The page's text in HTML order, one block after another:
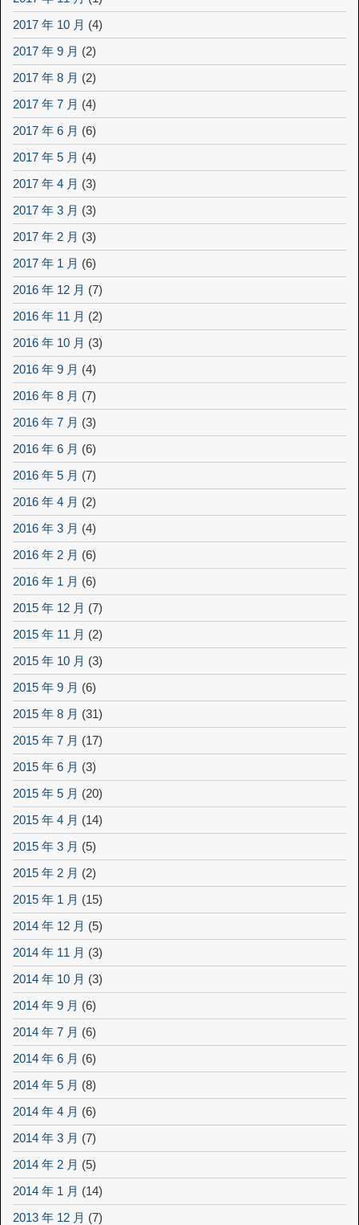
2017 年 10 月 (4)
2017 年 9 月 (2)
2017 年 8 月 (2)
2017 年 7 月 (4)
2017 年 6 月 (6)
2017 年 5 月 (4)
2017 年 4 月 (3)
2017 年 3 月 (3)
2017 年 2 月 (3)
2017 年 1 月 (6)
2016 年 12 月 (7)
2016 年 11 月 (2)
2016 年 10 月 (3)
2016 年 9 月 (4)
2016 年 8 月 (7)
2016 年 7 月 (3)
2016 年 6 月 (6)
2016 年 5 月 (7)
2016 年 4 月 (2)
2016 年 3 月 (4)
2016 年 2 月 (6)
2016 年 1 月 (6)
2015 年 12 月 (7)
2015 年 11 月 (2)
2015 年 10 月 (3)
2015 年 9 月 (6)
2015 年 8 月 (31)
2015 年 7 月 (17)
2015 年 6 月 (3)
2015 年 5 月 (20)
2015 年 4 月 (14)
2015 年 3 月 (5)
2015 年 2 月 (2)
2015 年 1 月 (15)
2014 年 12 月 (5)
2014 年 11 月 (3)
2014 年 10 月 (3)
2014 年 9 月 (6)
2014 年 7 月 (6)
2014 年 6 月 (6)
2014 年 5 月 (8)
2014 年 4 月 (6)
2014 年 3 月 (7)
2014 年 2 月 (5)
2014 年 1 月 (14)
2013 年 12 月 (7)